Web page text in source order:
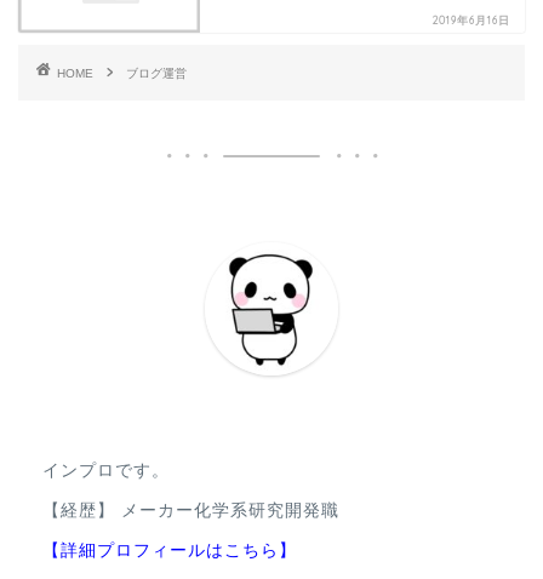
2019年6月16日
HOME ブログ運営
インプロです。
【経歴】 メーカー化学系研究開発職
【詳細プロフィールはこちら】